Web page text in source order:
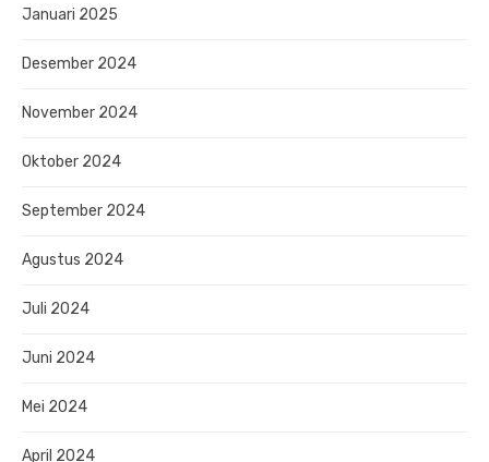
Januari 2025
Desember 2024
November 2024
Oktober 2024
September 2024
Agustus 2024
Juli 2024
Juni 2024
Mei 2024
April 2024